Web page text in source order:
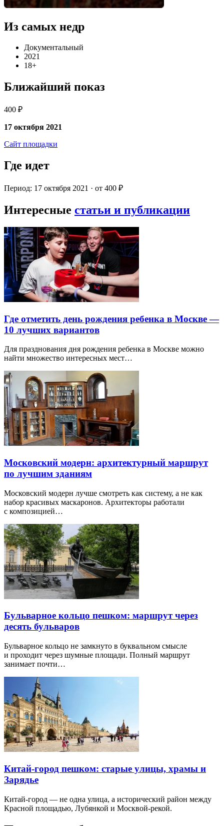
Из самых недр
Документальный
2021
18+
Ближайший показ
400 ₽
17 октября 2021
Сайт площадки
Где идет
Период: 17 октября 2021 · от 400 ₽
Интересные статьи и публикации
Где отметить день рождения ребенка в Москве —
10 лучших вариантов
Для празднования дня рождения ребенка в Москве можно
найти множество интересных мест…
Московский модерн: архитектурный маршрут
по лучшим зданиям
Московский модерн лучше смотреть как систему, а не как
набор красивых маскаронов. Архитекторы работали
с композицией…
Бульварное кольцо пешком: маршрут через
десять бульваров
Бульварное кольцо не замкнуто в буквальном смысле
и проходит через шумные площади. Полный маршрут
занимает почти…
Китай-город пешком: старые улицы, храмы и
Зарядье
Китай-город — не одна улица, а исторический район между
Красной площадью, Лубянкой и Москвой-рекой.